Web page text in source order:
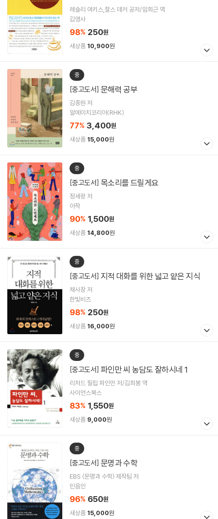
레슬리 여키스,찰스 데커 공저/임희근 역
김영사
98% 250원
새상품 10,900원
중
[중고도서] 문해력 공부
김종원 저
알에이치코리아(RHK)
77% 3,400원
새상품 15,000원
중
[중고도서] 목소리를 드릴게요
정세랑 저
아작
90% 1,500원
새상품 14,800원
중
[중고도서] 지적 대화를 위한 넓고 얕은 지식
채사장 저
한빛비즈
98% 250원
새상품 16,000원
중
[중고도서] 파인만 씨 농담도 잘하시네 1
리처드 필립 파인만 저/김희봉 역
사이언스북스
83% 1,550원
새상품 9,000원
중
[중고도서] 문명과 수학
EBS 〈문명과 수학〉 제작팀 저
민음인
96% 650원
새상품 15,000원